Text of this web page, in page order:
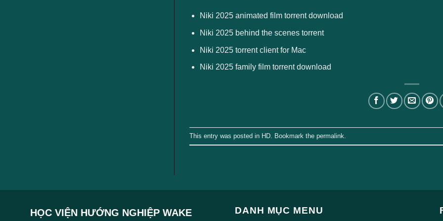
Niki 2025 animated film torrent download
Niki 2025 behind the scenes torrent
Niki 2025 torrent client for Mac
Niki 2025 family film torrent download
This entry was posted in HD . Bookmark the permalink
HỌC VIỆN HƯỚNG NGHIỆP WAKE DANH MỤC MENU